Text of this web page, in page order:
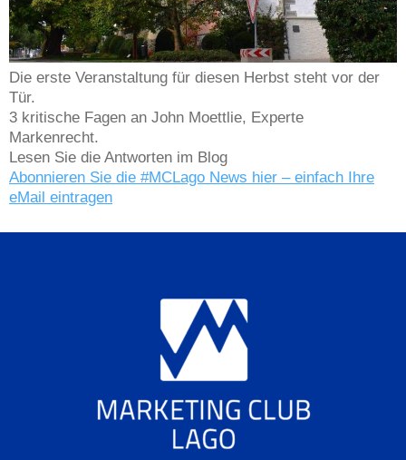
Die erste Veranstaltung für diesen Herbst steht vor der
Tür.
3 kritische Fagen an John Moettlie, Experte
Markenrecht.
Lesen Sie die Antworten im Blog
Abonnieren Sie die #MCLago News hier – einfach Ihre
eMail eintragen